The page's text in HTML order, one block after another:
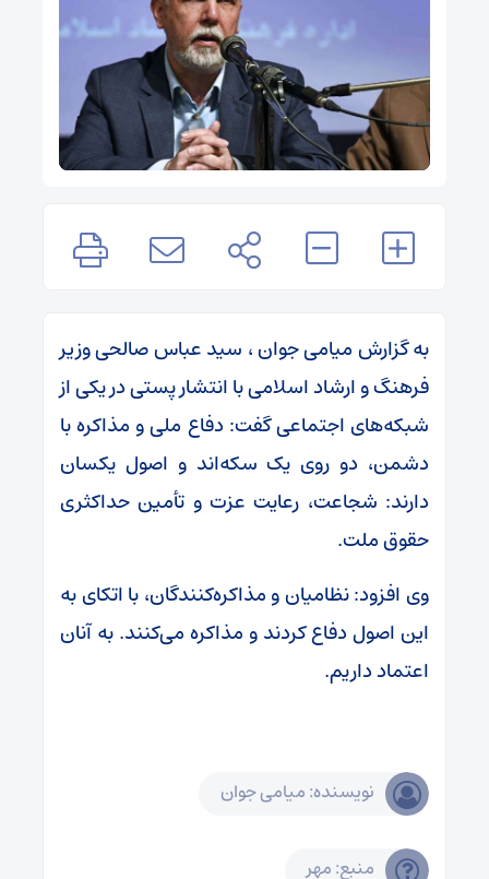
به گزارش میامی جوان ، سید عباس صالحی وزیر
فرهنگ و ارشاد اسلامی با انتشار پستی در یکی از
شبکه‌های اجتماعی گفت: دفاع ملی و مذاکره با
دشمن، دو روی یک سکه‌اند و اصول یکسان
دارند: شجاعت، رعایت عزت و تأمین حداکثری
حقوق ملت.
وی افزود: نظامیان و مذاکره‌کنندگان، با اتکای به
این اصول دفاع کردند و مذاکره می‌کنند. به آنان
اعتماد داریم.
نویسنده: میامی جوان
منبع: مهر